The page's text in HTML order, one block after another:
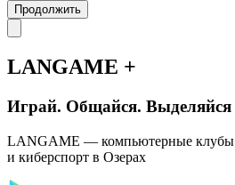
Продолжить
LANGAME +
Играй. Общайся. Выделяйся
LANGAME — компьютерные клубы
и киберспорт в Озерах